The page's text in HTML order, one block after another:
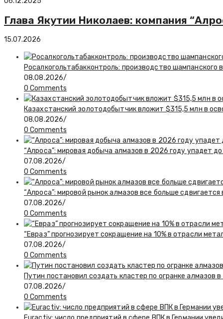
Глава Якутии Николаев: компания
15.07.2026
Росалкогольтабакконтроль: производство шампанского
08.08.2026/
0 Comments
Казахстанский золотодобытчик вложит $315,5 млн в
08.08.2026/
0 Comments
“Алроса”: мировая добыча алмазов в 2026 году упадет
07.08.2026/
0 Comments
“Алроса”: мировой рынок алмазов все больше
07.08.2026/
0 Comments
“Евраз” прогнозирует сокращение на 10% в отрасли
07.08.2026/
0 Comments
Путин постановил создать кластер по огранке алмазов
07.08.2026/
0 Comments